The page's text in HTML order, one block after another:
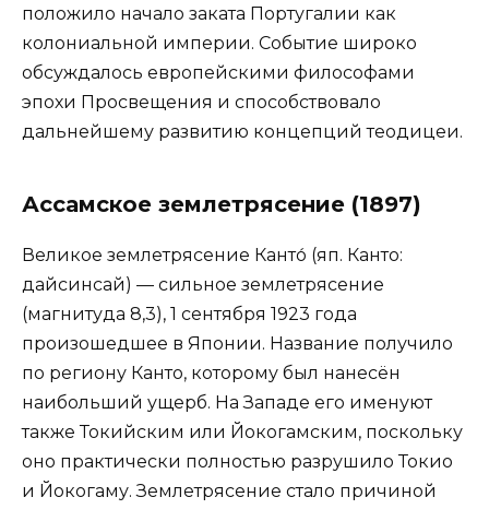
положило начало заката Португалии как
колониальной империи. Событие широко
обсуждалось европейскими философами
эпохи Просвещения и способствовало
дальнейшему развитию концепций теодицеи.
Ассамское землетрясение (1897)
Великое землетрясение Канто́ (яп. Канто:
дайсинсай) — сильное землетрясение
(магнитуда 8,3), 1 сентября 1923 года
произошедшее в Японии. Название получило
по региону Канто, которому был нанесён
наибольший ущерб. На Западе его именуют
также Токийским или Йокогамским, поскольку
оно практически полностью разрушило Токио
и Йокогаму. Землетрясение стало причиной